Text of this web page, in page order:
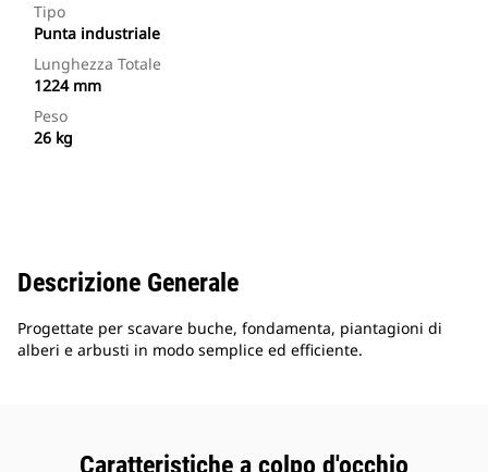
Tipo
Punta industriale
Lunghezza Totale
1224 mm
Peso
26 kg
Descrizione Generale
Progettate per scavare buche, fondamenta, piantagioni di
alberi e arbusti in modo semplice ed efficiente.